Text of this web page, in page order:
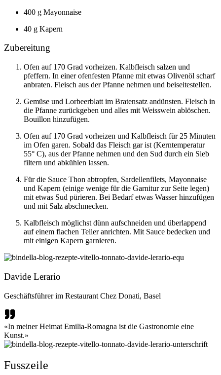
400 g Mayonnaise
40 g Kapern
Zubereitung
Ofen auf 170 Grad vorheizen. Kalbfleisch salzen und
pfeffern. In einer ofenfesten Pfanne mit etwas Olivenöl scharf
anbraten. Fleisch aus der Pfanne nehmen und beiseitestellen.
Gemüse und Lorbeerblatt im Bratensatz andünsten. Fleisch in
die Pfanne zurückgeben und alles mit Weisswein ablöschen.
Bouillon hinzufügen.
Ofen auf 170 Grad vorheizen und Kalbfleisch für 25 Minuten
im Ofen garen. Sobald das Fleisch gar ist (Kerntemperatur
55° C), aus der Pfanne nehmen und den Sud durch ein Sieb
filtern und abkühlen lassen.
Für die Sauce Thon abtropfen, Sardellenfilets, Mayonnaise
und Kapern (einige wenige für die Garnitur zur Seite legen)
mit etwas Sud pürieren. Bei Bedarf etwas Wasser hinzufügen
und mit Salz abschmecken.
Kalbfleisch möglichst dünn aufschneiden und überlappend
auf einem flachen Teller anrichten. Mit Sauce bedecken und
mit einigen Kapern garnieren.
Davide Lerario
Geschäftsführer im Restaurant Chez Donati, Basel
«In meiner Heimat Emilia-Romagna ist die Gastronomie eine
Kunst.»
Fusszeile